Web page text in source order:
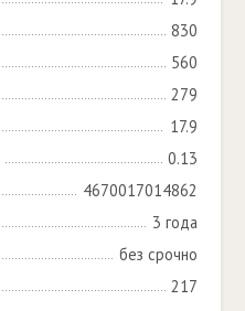
830
560
279
17.9
0.13
4670017014862
3 года
без срочно
217